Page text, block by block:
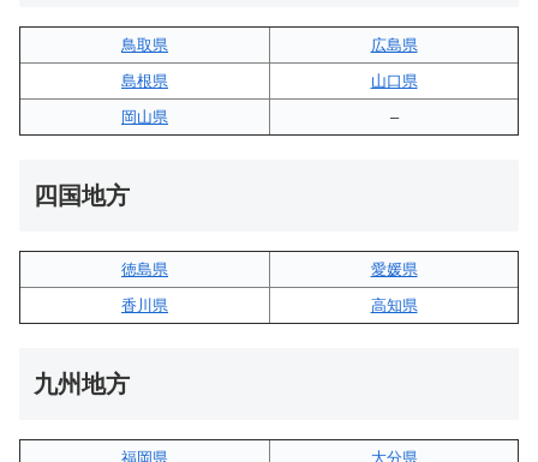
鳥取県
広島県
島根県
山口県
岡山県
–
四国地方
徳島県
愛媛県
香川県
高知県
九州地方
福岡県 大分県